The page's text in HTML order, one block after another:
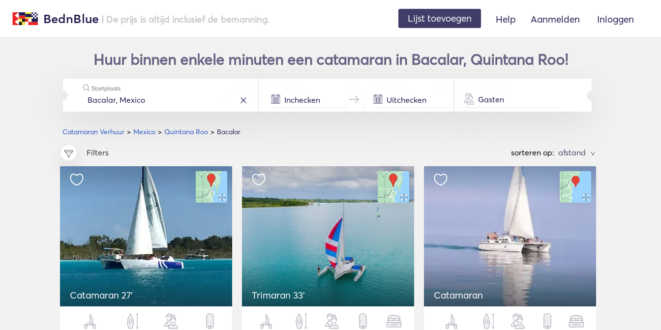
BednBlue | De prijs is altijd inclusief de bemanning. Lijst toevoegen Help Aanmelden Inloggen
Huur binnen enkele minuten een catamaran in Bacalar, Quintana Roo!
Catamaran Verhuur Mexico Quintana Roo Bacalar
Startplaats
Gasten
Filters sorteren op: >
Catamaran 27' Trimaran 33' Catamaran